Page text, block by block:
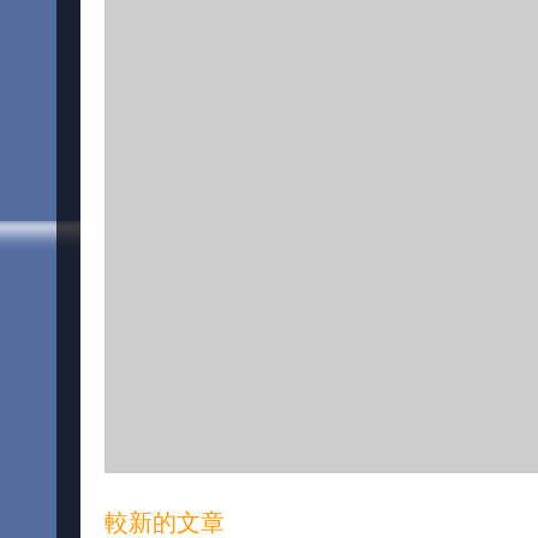
較新的文章